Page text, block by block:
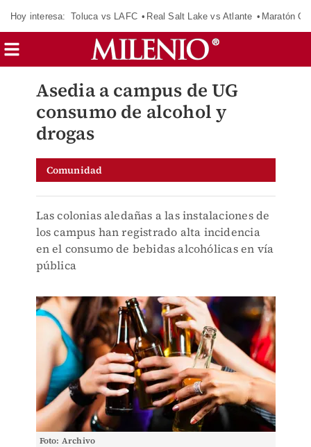
Hoy interesa: Toluca vs LAFC Real Salt Lake vs Atlante Maratón
Asedia a campus de UG
consumo de alcohol y
drogas
Comunidad
Las colonias aledañas a las instalaciones de
los campus han registrado alta incidencia
en el consumo de bebidas alcohólicas en vía
pública
Foto: Archivo